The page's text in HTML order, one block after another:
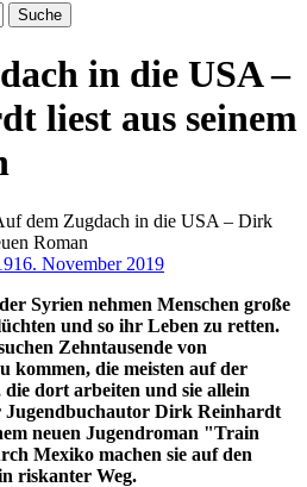
in die USA –
liest aus seinem
dem Zugdach in die USA – Dirk
Roman
16. November 2019
Syrien nehmen Menschen große
und so ihr Leben zu retten.
Zehntausende von
kommen, die meisten auf der
dort arbeiten und sie allein
Jugendbuchautor Dirk Reinhardt
neuen Jugendroman "Train
Mexiko machen sie auf den
riskanter Weg.